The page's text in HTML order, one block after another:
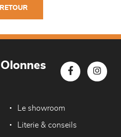
RETOUR
Le showroom
Literie & conseils